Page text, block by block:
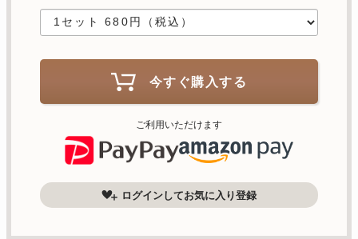
今すぐ購入する
ご利用いただけます
ログインしてお気に入り登録